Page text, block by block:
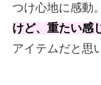
つけ心地に感動。
けど、重たい感
アイテムだと思